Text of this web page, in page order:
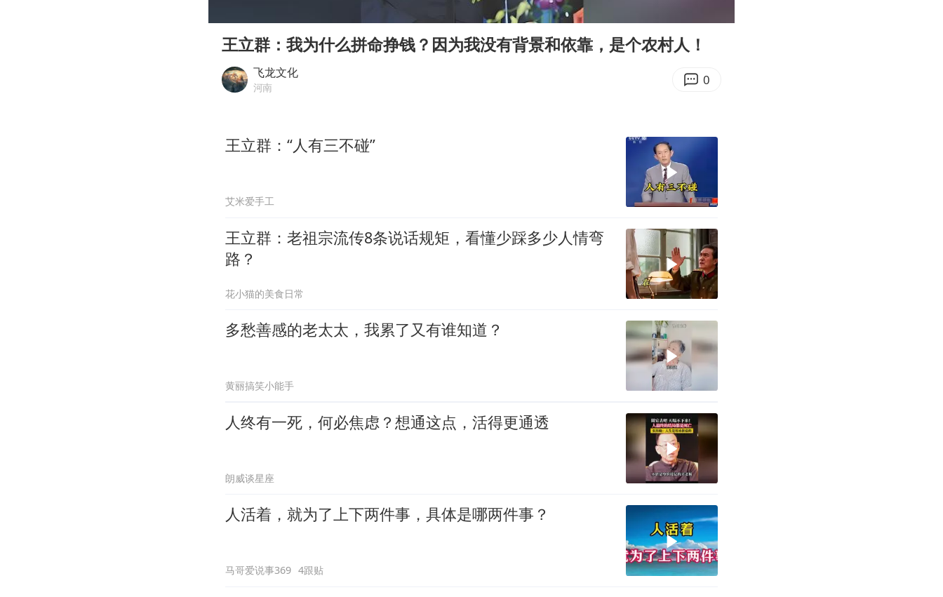
店主称换“青海拉面”招牌后生意更好
泰国初中生饮弹自尽前开了26枪
张本智和：零封向鹏不意外
王立群：我为什么拼命挣钱？因为我没有背景和依靠，是个农村人！
飞龙文化
河南 0
王立群：“人有三不碰”
艾米爱手工
王立群：老祖宗流传8条说话规矩，看懂少踩多少人情弯
路？
花小猫的美食日常
多愁善感的老太太，我累了又有谁知道？
黄丽搞笑小能手
人终有一死，何必焦虑？想通这点，活得更通透
朗威谈星座
人活着，就为了上下两件事，具体是哪两件事？
马哥爱说事369 4跟贴